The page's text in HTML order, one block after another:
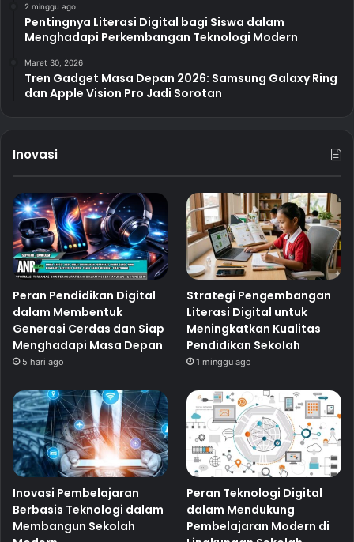
2 minggu ago
Pentingnya Literasi Digital bagi Siswa dalam
Menghadapi Perkembangan Teknologi Modern
Maret 30, 2026
Tren Gadget Masa Depan 2026: Samsung Galaxy Ring
dan Apple Vision Pro Jadi Sorotan
Inovasi
Peran Pendidikan Digital
dalam Membentuk
Generasi Cerdas dan Siap
Menghadapi Masa Depan
5 hari ago
Strategi Pengembangan
Literasi Digital untuk
Meningkatkan Kualitas
Pendidikan Sekolah
1 minggu ago
Inovasi Pembelajaran
Berbasis Teknologi dalam
Membangun Sekolah
Peran Teknologi Digital
dalam Mendukung
Pembelajaran Modern di